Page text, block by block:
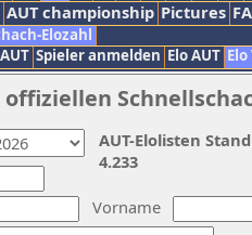
AUT championship Pictures
Elozahl
Spieler anmelden Elo AUT
Vorname
AUT-Elolisten
4.233